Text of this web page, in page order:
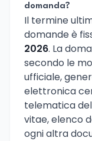
domanda?
Il termine
domande è
2026. La
secondo le
ufficiale,
elettronica
telematica
vitae, elenco
ogni altra